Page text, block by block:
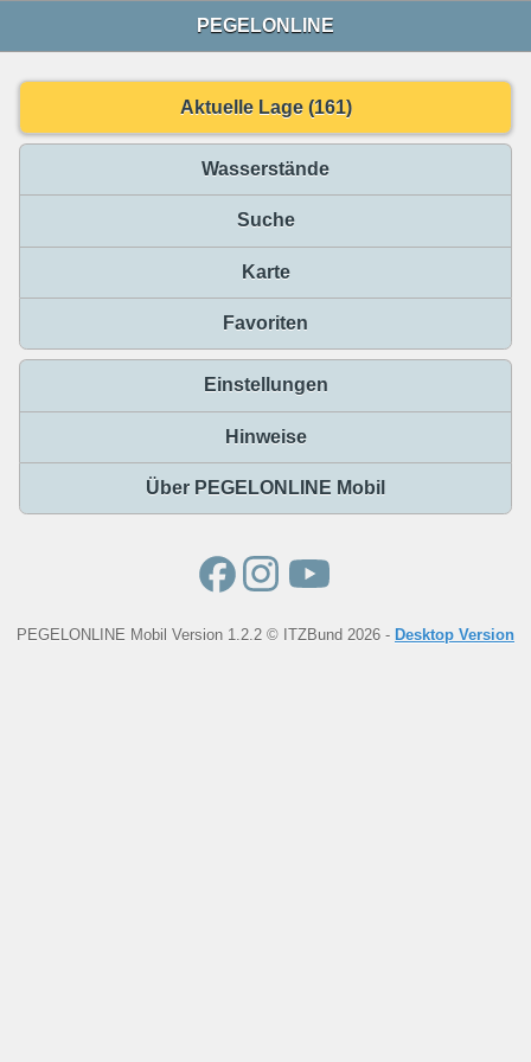
PEGELONLINE
Aktuelle Lage (161)
Wasserstände
Suche
Karte
Favoriten
Einstellungen
Hinweise
Über PEGELONLINE Mobil
PEGELONLINE Mobil Version 1.2.2 © ITZBund 2026 - Desktop Version